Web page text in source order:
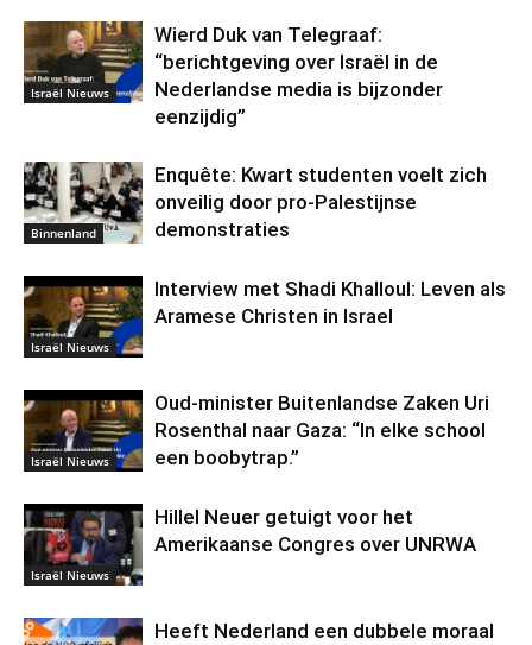
Israël Nieuws
Wierd Duk van Telegraaf:
“berichtgeving over Israël in de
Nederlandse media is bijzonder
eenzijdig”
Binnenland
Enquête: Kwart studenten voelt zich
onveilig door pro-Palestijnse
demonstraties
Israël Nieuws
Interview met Shadi Khalloul: Leven als
Aramese Christen in Israel
Israël Nieuws
Oud-minister Buitenlandse Zaken Uri
Rosenthal naar Gaza: “In elke school
een boobytrap.”
Israël Nieuws
Hillel Neuer getuigt voor het
Amerikaanse Congres over UNRWA
Heeft Nederland een dubbele moraal